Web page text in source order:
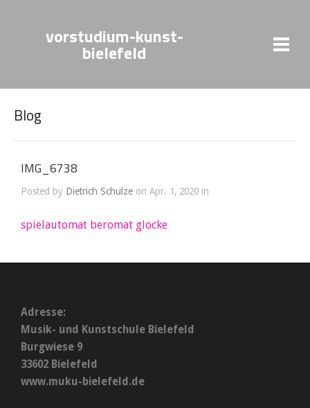
vorstudium-kunst-
bielefeld
Blog
IMG_6738
Posted by Dietrich Schulze on Apr. 1, 2020 in
spielautomat beromat glocke
Adresse:
Musik- und Kunstschule Bielefeld
Burgwiese 9
33602 Bielefeld
www.muku-bielefeld.de